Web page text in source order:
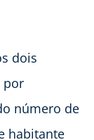
dois
por
número de
habitante